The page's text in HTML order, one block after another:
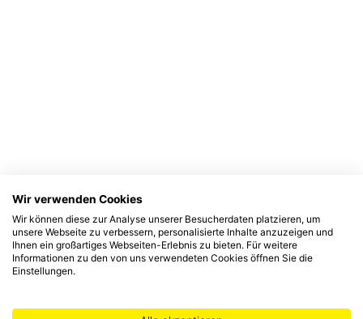
Wir verwenden Cookies
Wir können diese zur Analyse unserer Besucherdaten platzieren, um
unsere Webseite zu verbessern, personalisierte Inhalte anzuzeigen und
Ihnen ein großartiges Webseiten-Erlebnis zu bieten. Für weitere
Informationen zu den von uns verwendeten Cookies öffnen Sie die
Einstellungen.